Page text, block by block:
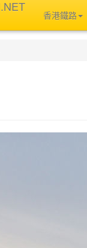
香港鐵路